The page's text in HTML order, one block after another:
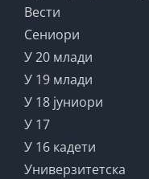
Вести
Сениори
У 20 млади
У 19 млади
У 18 јуниори
У 17
У 16 кадети
Универзитетска